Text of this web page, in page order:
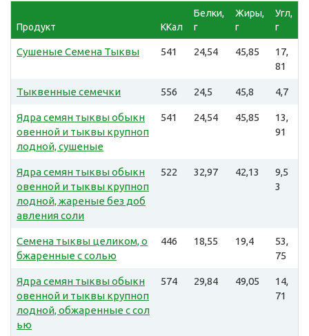
Продукт ККал
Белки,
г
Жиры,
г
Угл,
г
Сушеные Семена Тыквы 541 24,54 45,85
17,
81
Тыквенные семечки 556 24,5 45,8 4,7
Ядра семян тыквы обыкн
овенной и тыквы крупноп
лодной, сушеные
541 24,54 45,85
13,
91
Ядра семян тыквы обыкн
овенной и тыквы крупноп
лодной, жареные без доб
авления соли
522 32,97 42,13
9,5
3
Семена тыквы целиком, о
бжаренные с солью
446 18,55 19,4
53,
75
Ядра семян тыквы обыкн
овенной и тыквы крупноп
лодной, обжаренные с сол
ью
574 29,84 49,05
14,
71